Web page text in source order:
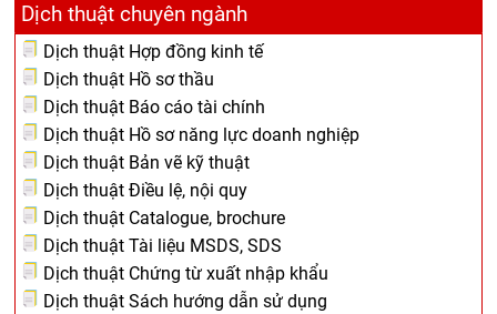
Dịch thuật chuyên ngành
Dịch thuật Hợp đồng kinh tế
Dịch thuật Hồ sơ thầu
Dịch thuật Báo cáo tài chính
Dịch thuật Hồ sơ năng lực doanh nghiệp
Dịch thuật Bản vẽ kỹ thuật
Dịch thuật Điều lệ, nội quy
Dịch thuật Catalogue, brochure
Dịch thuật Tài liệu MSDS, SDS
Dịch thuật Chứng từ xuất nhập khẩu
Dịch thuật Sách hướng dẫn sử dụng